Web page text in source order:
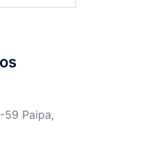
Paipa,